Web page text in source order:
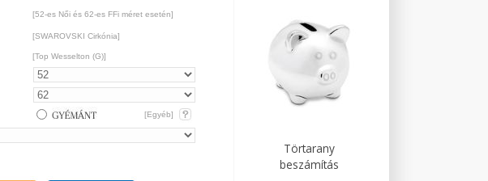
[52-es Női és 62-es FFi méret esetén]
[SWAROVSKI Cirkónia]
[Top Wesselton (G)]
[Egyéb]
Törtarany
beszámítás